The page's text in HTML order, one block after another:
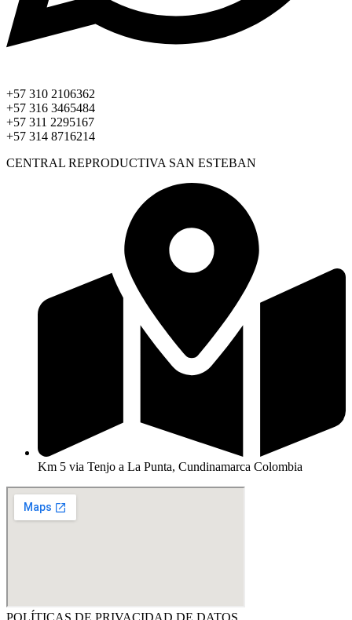
+57 310 2106362
+57 316 3465484
+57 311 2295167
+57 314 8716214
CENTRAL REPRODUCTIVA SAN ESTEBAN
Km 5 via Tenjo a La Punta, Cundinamarca Colombia
POLÍTICAS DE PRIVACIDAD DE DATOS